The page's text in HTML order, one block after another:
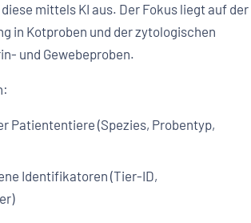
mittels KI aus. Der Fokus liegt auf der
in Kotproben und der zytologischen
und Gewebeproben.
Patiententiere (Spezies, Probentyp,
Identifikatoren (Tier-ID,